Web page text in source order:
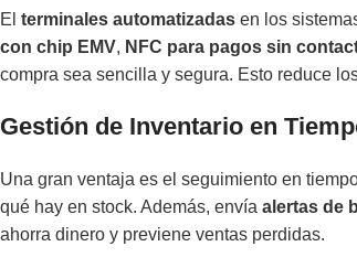
El terminales automatizadas en los
con chip EMV, NFC para pagos sin
compra sea sencilla y segura. Esto reduce
Gestión de Inventario en
Una gran ventaja es el seguimiento en
qué hay en stock. Además, envía alertas de
ahorra dinero y previene ventas perdidas.